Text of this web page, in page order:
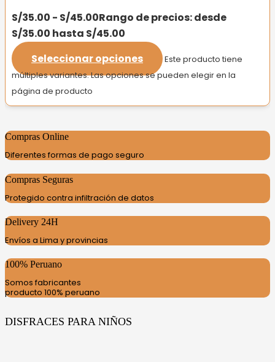
S/35.00 - S/45.00Rango de precios: desde
S/35.00 hasta S/45.00
Seleccionar opciones
Este producto tiene
múltiples variantes. Las opciones se pueden elegir en la
página de producto
Compras Online
Diferentes formas de pago seguro
Compras Seguras
Protegido contra infiltración de datos
Delivery 24H
Envíos a Lima y provincias
100% Peruano
Somos fabricantes
producto 100% peruano
DISFRACES PARA NIÑOS